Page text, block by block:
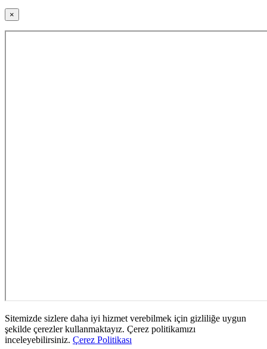
×
Sitemizde sizlere daha iyi hizmet verebilmek için gizliliğe uygun
şekilde çerezler kullanmaktayız. Çerez politikamızı
inceleyebilirsiniz. Çerez Politikası